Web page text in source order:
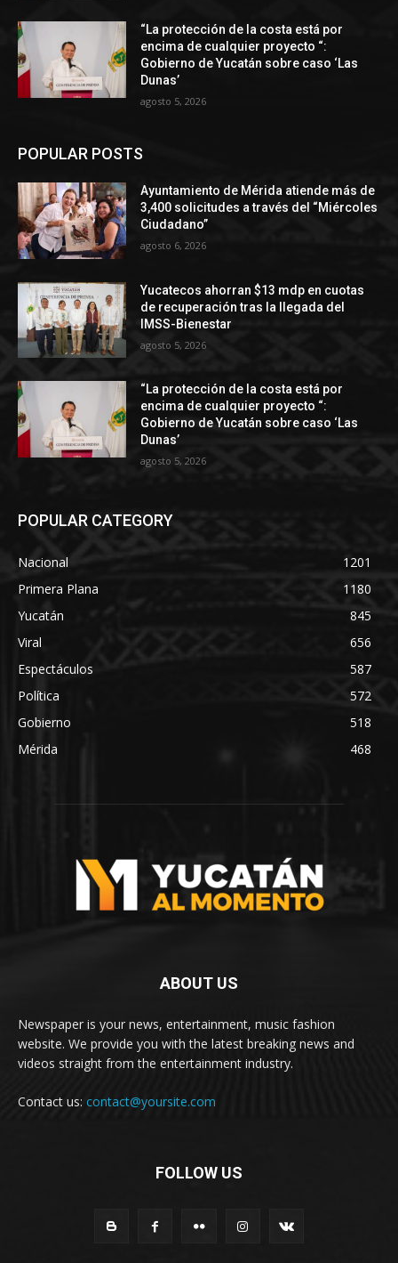
“La protección de la costa está por
encima de cualquier proyecto “:
Gobierno de Yucatán sobre caso ‘Las
Dunas’
agosto 5, 2026
POPULAR POSTS
Ayuntamiento de Mérida atiende más de
3,400 solicitudes a través del “Miércoles
Ciudadano”
agosto 6, 2026
Yucatecos ahorran $13 mdp en cuotas
de recuperación tras la llegada del
IMSS-Bienestar
agosto 5, 2026
“La protección de la costa está por
encima de cualquier proyecto “:
Gobierno de Yucatán sobre caso ‘Las
Dunas’
agosto 5, 2026
POPULAR CATEGORY
Nacional
1201
Primera Plana
1180
Yucatán
845
Viral
656
Espectáculos
587
Política
572
Gobierno
518
Mérida
468
ABOUT US
Newspaper is your news, entertainment, music fashion
website. We provide you with the latest breaking news and
videos straight from the entertainment industry.
Contact us: contact@yoursite.com
FOLLOW US